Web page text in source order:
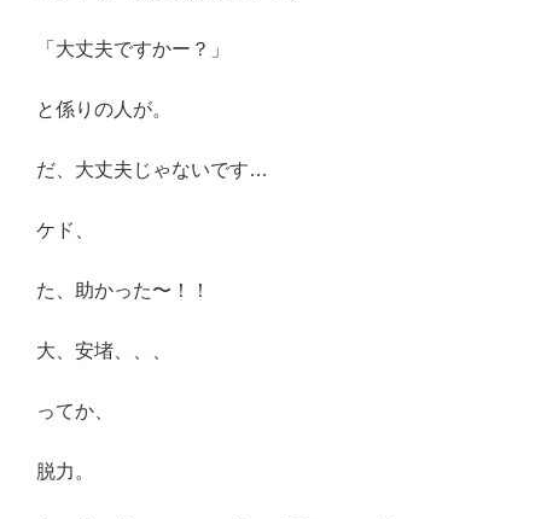
「大丈夫ですかー？」
と係りの人が。
だ、大丈夫じゃないです…
ケド、
た、助かった〜！！
大、安堵、、、
ってか、
脱力。